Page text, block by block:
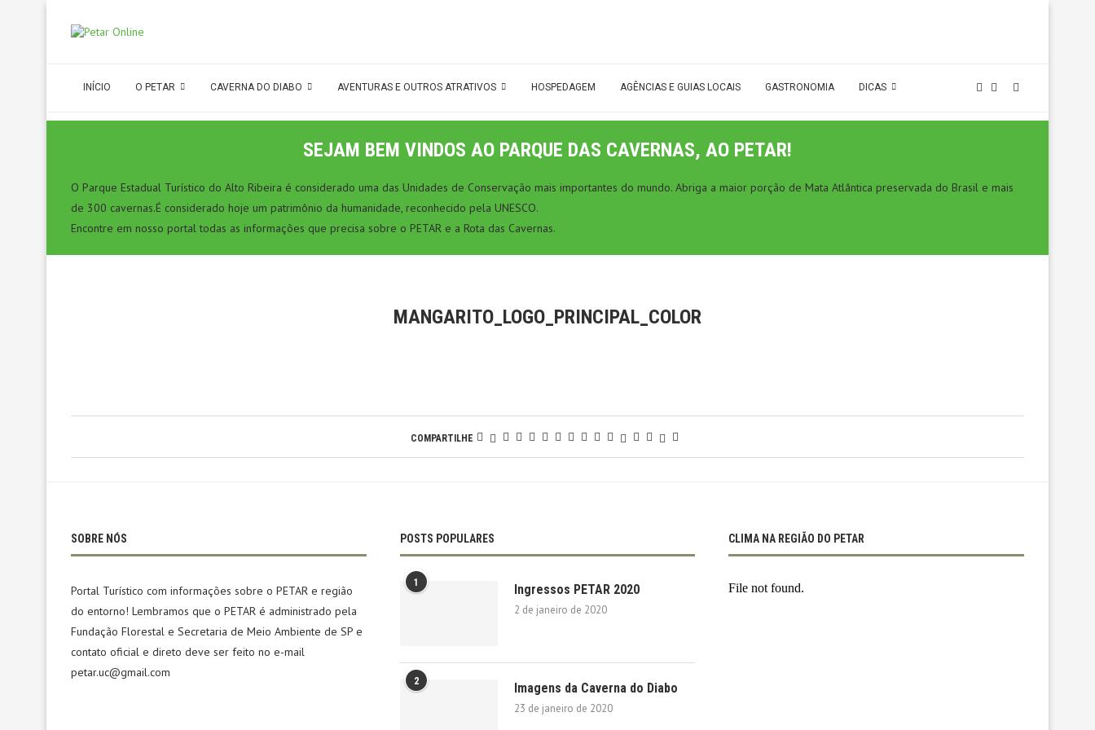
INÍCIO O PETAR CAVERNA DO DIABO AVENTURAS E OUTROS ATRATIVOS HOSPEDAGEM AGÊNCIAS E GUIAS LOCAIS GASTRONOMIA DICAS
SEJAM BEM VINDOS AO PARQUE DAS CAVERNAS, AO PETAR!
O Parque Estadual Turístico do Alto Ribeira é considerado uma das Unidades de Conservação mais importantes do mundo. Abriga a maior porção de Mata Atlântica preservada do Brasil e mais
de 300 cavernas.É considerado hoje um patrimônio da humanidade, reconhecido pela UNESCO.
Encontre em nosso portal todas as informações que precisa sobre o PETAR e a Rota das Cavernas.
MANGARITO_LOGO_PRINCIPAL_COLOR
COMPARTILHE
SOBRE NÓS
Portal Turístico com informações sobre o PETAR e região
do entorno! Lembramos que o PETAR é administrado pela
Fundação Florestal e Secretaria de Meio Ambiente de SP e
contato oficial e direto deve ser feito no e-mail
petar.uc@gmail.com
POSTS POPULARES
1 Ingressos PETAR 2020
2 de janeiro de 2020
2 Imagens da Caverna do Diabo
23 de janeiro de 2020
CLIMA NA REGIÃO DO PETAR